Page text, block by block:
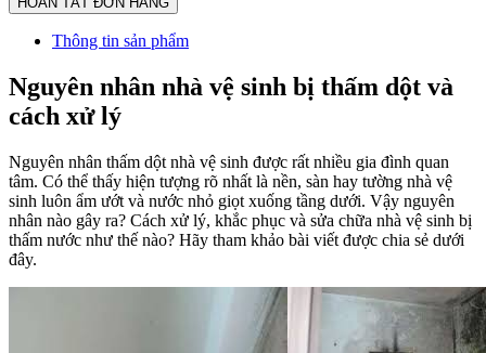
Thông tin sản phẩm
Nguyên nhân nhà vệ sinh bị thấm dột và
cách xử lý
Nguyên nhân thấm dột nhà vệ sinh được rất nhiều gia đình quan
tâm. Có thể thấy hiện tượng rõ nhất là nền, sàn hay tường nhà vệ
sinh luôn ẩm ướt và nước nhỏ giọt xuống tầng dưới. Vậy nguyên
nhân nào gây ra? Cách xử lý, khắc phục và sửa chữa nhà vệ sinh bị
thấm nước như thế nào? Hãy tham khảo bài viết được chia sẻ dưới
đây.